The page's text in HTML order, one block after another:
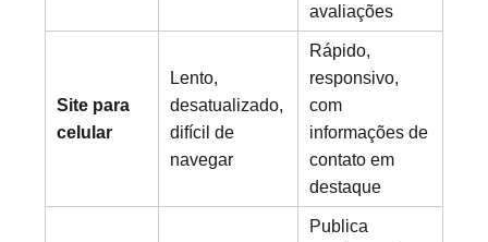
avaliações
Site para
celular
Lento,
desatualizado,
difícil de
navegar
Rápido,
responsivo,
com
informações de
contato em
destaque
Publica